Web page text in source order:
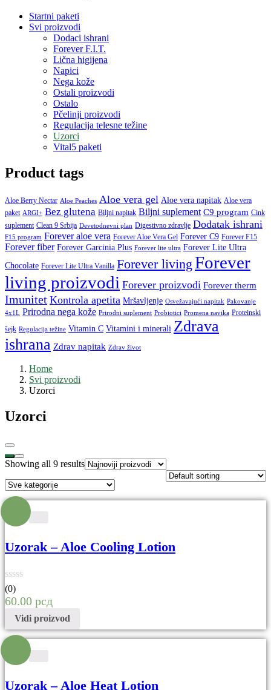
Startni paketi
Svi proizvodi
Dodaci ishrani
Forever F.I.T.
Lična higijena
Napici
Nega kože
Ostali proizvodi
Ostalo
Pčelinji proizvodi
Regulacija telesne težine
Uzorci
Vital5 paketi
Product tags
Aloe Berry Nectar Aloe Peaches Aloe vera gel Aloe vera napitak Aloe vera
paket ARGI+ Bez glutena Biljni napitak Biljni suplement C9 program Cink
suplement Clean 9 Srbija Devetodnevni plan Digestivno zdravlje Dodatak ishrani
F15 program Forever aloe vera Forever Aloe Vera Gel Forever C9 Forever F15
Forever fiber Forever Garcinia Plus Forever lite ultra Forever Lite Ultra
Chocolate Forever Lite Ultra Vanilla Forever living Forever
living proizvodi Forever proizvodi Forever therm
Imunitet Kontrola apetita Mršavljenje Osvežavajući napitak Pakovanje
4x1L Prirodna nega kože Prirodni suplement Probiotici Promena navika Proteinski
šejk Regulacija težine Vitamin C Vitamini i minerali Zdrava
ishrana Zdrav napitak Zdrav život
Home
Svi proizvodi
Uzorci
Uzorci
Showing all 9 results
Uzorak – Aloe Cooling Lotion
(0)
60.00 рсд
Vidi proizvod
Uzorak – Aloe Heat Lotion